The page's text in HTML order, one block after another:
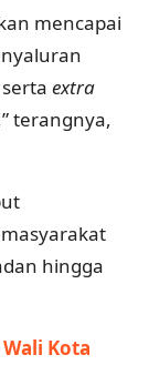
mencapai
extra
terangnya,
hingga
Kota